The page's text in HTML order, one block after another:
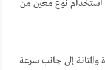
استخدام نوع معين من
إلى جانب سرعة